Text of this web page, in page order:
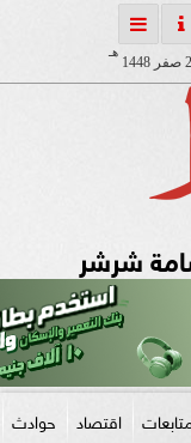
هـ
شرشر
اقتصاد حوادث